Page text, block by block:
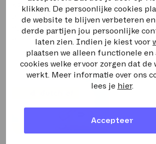
klikken. De persoonlijke cookies
de website te blijven verbeteren
derde partijen jou persoonlijke
laten zien. Indien je kiest voor
plaatsen we alleen functionele en
cookies welke ervoor zorgen dat de
werkt. Meer informatie over ons
lees je hier.
Accepteer
kostenbesparing en
altijd voorop. Dutchtel maakt waar
dat blijkt onder meer uit de
die het binnen de branche